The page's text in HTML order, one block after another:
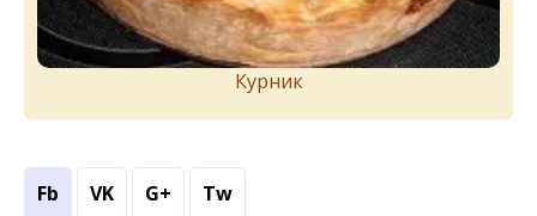
Курник
Fb VK G+ Tw